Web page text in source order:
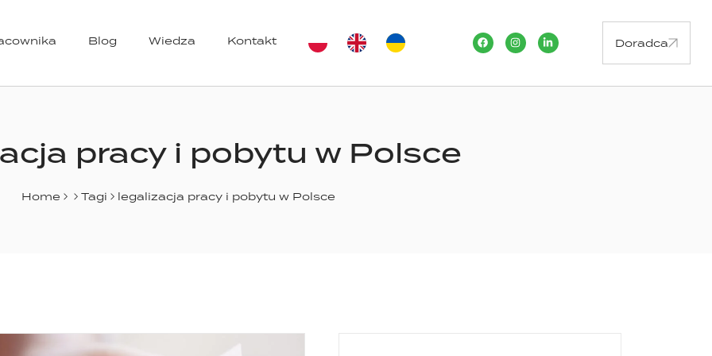
Blog Wiedza Kontakt Doradca
pracy i pobytu w Polsce
Home Tagi legalizacja pracy i pobytu w Polsce